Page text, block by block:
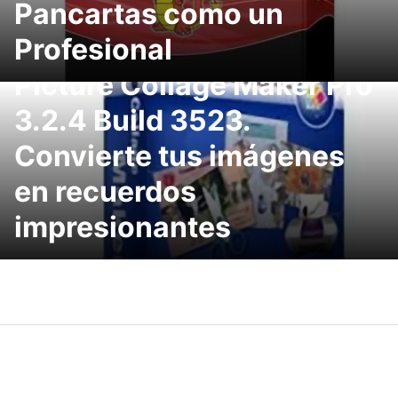
Pancartas como un
Profesional
Picture Collage Maker Pro
3.2.4 Build 3523.
Convierte tus imágenes
en recuerdos
impresionantes